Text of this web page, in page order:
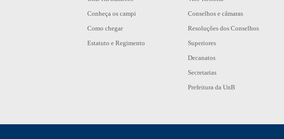
Conheça os campi
Como chegar
Estatuto e Regimento
Conselhos e câmaras
Resoluções dos Conselhos
Superiores
Decanatos
Secretarias
Prefeitura da UnB